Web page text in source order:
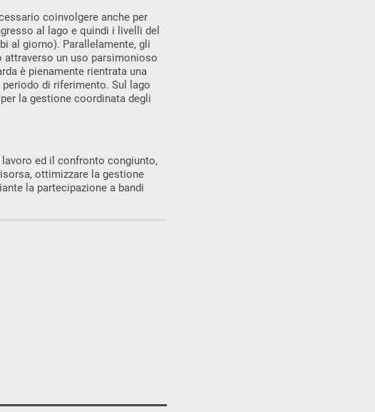
coinvolgere anche per
al lago e quindi i livelli del
al giorno). Parallelamente, gli
un uso parsimonioso
è pienamente rientrata una
di riferimento. Sul lago
la gestione coordinata degli
ed il confronto congiunto,
ottimizzare la gestione
la partecipazione a bandi